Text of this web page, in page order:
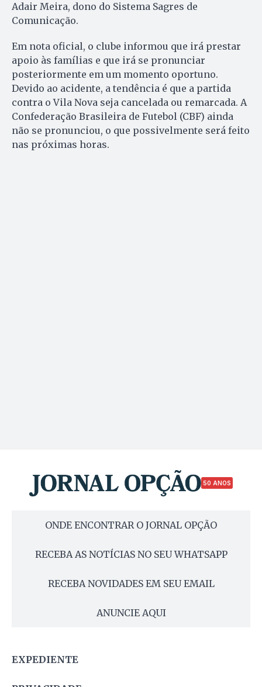
Adair Meira, dono do Sistema Sagres de
Comunicação.
Em nota oficial, o clube informou que irá prestar
apoio às famílias e que irá se pronunciar
posteriormente em um momento oportuno.
Devido ao acidente, a tendência é que a partida
contra o Vila Nova seja cancelada ou remarcada. A
Confederação Brasileira de Futebol (CBF) ainda
não se pronunciou, o que possivelmente será feito
nas próximas horas.
50 ANOS
ONDE ENCONTRAR O JORNAL OPÇÃO
RECEBA AS NOTÍCIAS NO SEU WHATSAPP
RECEBA NOVIDADES EM SEU EMAIL
ANUNCIE AQUI
EXPEDIENTE